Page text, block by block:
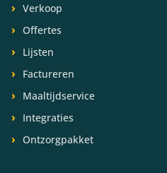
Verkoop
Offertes
Lijsten
Factureren
Maaltijdservice
Integraties
Ontzorgpakket